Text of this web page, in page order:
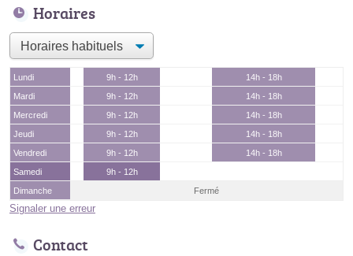
Horaires
Lundi 9h - 12h
14h - 18h
Mardi
9h - 12h
14h - 18h
Mercredi
9h - 12h
14h - 18h
Jeudi
9h - 12h
14h - 18h
Vendredi
9h - 12h
14h - 18h
Samedi
9h - 12h
Dimanche
Fermé
Signaler une erreur
Contact